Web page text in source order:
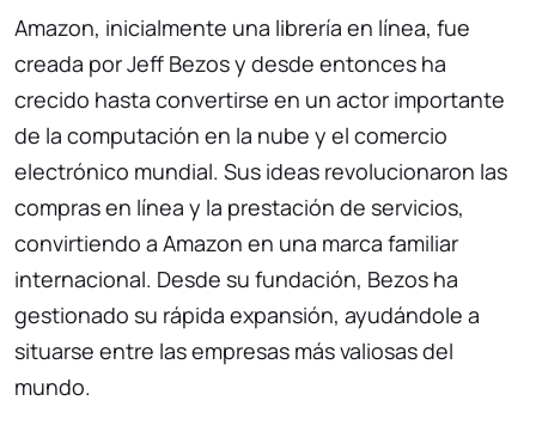
Amazon, inicialmente una librería en línea, fue
creada por Jeff Bezos y desde entonces ha
crecido hasta convertirse en un actor importante
de la computación en la nube y el comercio
electrónico mundial. Sus ideas revolucionaron las
compras en línea y la prestación de servicios,
convirtiendo a Amazon en una marca familiar
internacional. Desde su fundación, Bezos ha
gestionado su rápida expansión, ayudándole a
situarse entre las empresas más valiosas del
mundo.